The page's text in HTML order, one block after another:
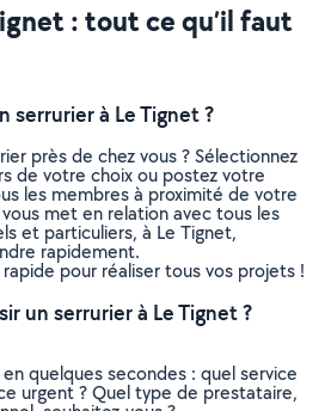
: tout ce qu’il faut
serrurier à Le Tignet ?
près de chez vous ? Sélectionnez
de votre choix ou postez votre
les membres à proximité de votre
met en relation avec tous les
et particuliers, à Le Tignet,
rapidement.
pour réaliser tous vos projets !
un serrurier à Le Tignet ?
quelques secondes : quel service
urgent ? Quel type de prestataire,